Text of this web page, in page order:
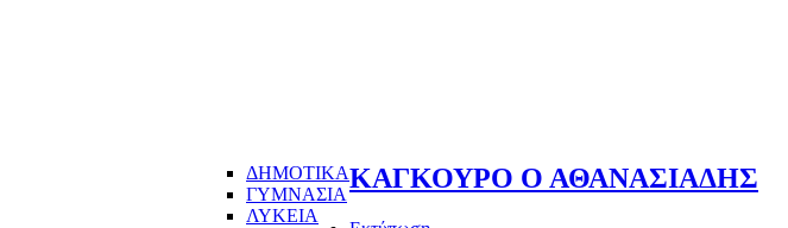
ΔΗΜΟΤΙΚΑ
ΓΥΜΝΑΣΙΑ
ΛΥΚΕΙΑ
ΚΑΓΚΟΥΡΟ Ο ΑΘΑΝΑΣΙΑΔΗΣ